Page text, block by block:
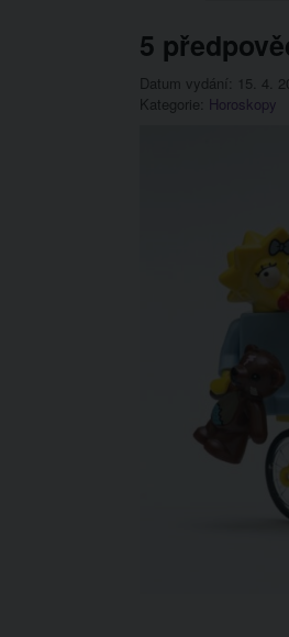
5
Datum vydání: 15. 4.
Kategorie: Horoskopy